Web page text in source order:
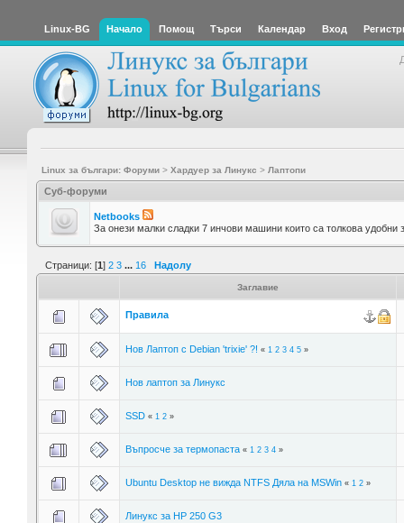
Linux-BG Начало Помощ Търси Календар Вход
Linux за българи: Форуми> Хардуер за Линукс > Лаптопи
Суб-форуми
Netbooks
За онези малки сладки 7 инчови машини които са толкова удобни
Страници: [1] 2 3 ... 16 Надолу
Заглавие
Правила
Нов Лаптоп с Debian 'trixie' ?! « 1 2 3 4 5»
Нов лаптоп за Линукс
SSD « 1 2»
Въпросче за термопаста « 1 2 3 4»
Ubuntu Desktop не вижда NTFS Дяла на MSWin « 1 2»
Линукс за HP 250 G3